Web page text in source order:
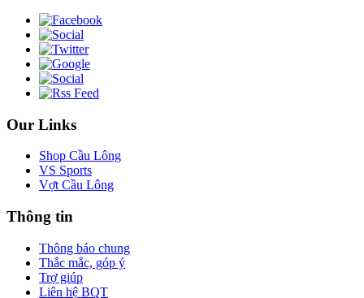
Our Links
Shop Cầu Lông
VS Sports
Vợt Cầu Lông
Thông tin
Thông báo chung
Thắc mắc, góp ý
Trợ giúp
Liên hệ BQT